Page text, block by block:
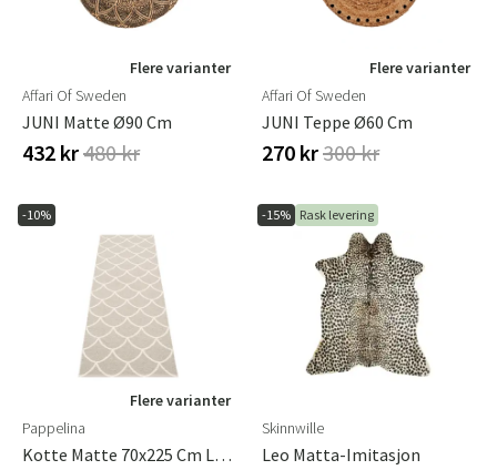
Flere varianter
Affari Of Sweden
JUNI Matte Ø90 Cm
432 kr480 kr
Flere varianter
Affari Of Sweden
JUNI Teppe Ø60 Cm
270 kr300 kr
-10%
Flere varianter
Pappelina
Kotte Matte 70x225 Cm Linen / Vanilla
-15% Rask levering
Skinnwille
Leo Matta-Imitasjon